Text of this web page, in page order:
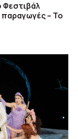
Φεστιβάλ
– Το